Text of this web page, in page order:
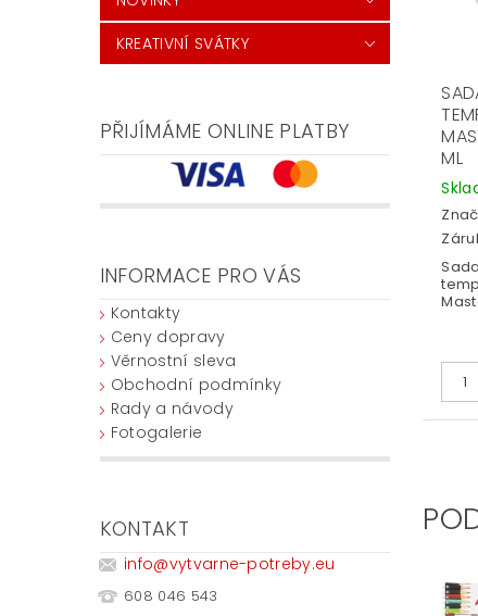
KREATIVNÍ SVÁTKY
PŘIJÍMÁME ONLINE PLATBY
INFORMACE PRO VÁS
Kontakty
Ceny dopravy
Věrnostní sleva
Obchodní podmínky
Rady a návody
Fotogalerie
KONTAKT
info@vytvarne-potreby.eu
608 046 543
ML